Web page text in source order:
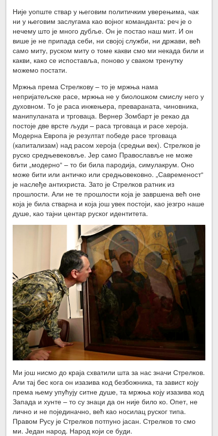
Није уопште ствар у његовим политичким уверењима, чак
ни у његовим заслугама као војног команданта: реч је о
нечему што је много дубље. Он је постао наш мит. И он
више је не припада себи, ни својој служби, ни држави, већ
само миту, руском миту о томе какви смо ми некада били и
какви, како се испоставља, поново у сваком тренутку
можемо постати.
Мржња према Стрелкову – то је мржња нама
непријатељске расе, мржња не у биолошком смислу него у
духовном. То је раса инжењера, превараната, чиновника,
манипуланата и трговаца. Вернер Зомбарт је рекао да
постоје две врсте људи – раса трговаца и расе хероја.
Модерна Европа је резултат победе расе трговаца
(капитализам) над расом хероја (средњи век). Стрелков је
руско средњевековље. Јер само Православље не може
бити „модерно“ – то би била пародија, симулакрум. Оно
може бити или античко или средњовековно. „Савременост“
је наслеђе антихриста. Зато је Стрелков ратник из
прошлости. Али не те прошлости која је завршена већ оне
која је била стварна и која још увек постоји, као језгро наше
душе, као тајни центар руског идентитета.
Ми још нисмо до краја схватили шта за нас значи Стрелков.
Али тај бес кога он изазива код безбожника, та завист коју
према њему упућују ситне душе, та мржња коју изазива код
Запада и хунте – то су знаци да он није било ко. Опет, не
лично и не појединачно, већ као носилац руског типа.
Правом Русу је Стрелков потпуно јасан. Стрелков то смо
ми. Један народ. Народ који се буди.